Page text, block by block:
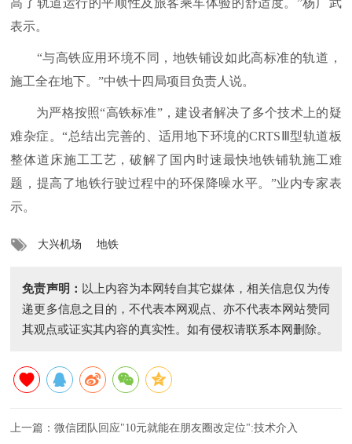
高了轨道运行的平顺性及旅客乘车体验的舒适度。”杨广武
表示。
“与高铁应用环境不同，地铁铺设如此高标准的轨道，
施工全在地下。”中铁十四局项目负责人说。
为严格按照“高铁标准”，建设者解决了多个技术上的疑
难杂症。“总结出完善的、适用地下环境的CRTSⅢ型轨道板
整体道床施工工艺，破解了国内时速最快地铁铺轨施工难
题，提高了地铁行驶过程中的环保降噪水平。”业内专家表
示。
大兴机场 地铁
免责声明： 以上内容为本网转自其它媒体，相关信息仅为传
递更多信息之目的，不代表本网观点、亦不代表本网站赞同
其观点或证实其内容的真实性。如有侵权请联系本网删除。
上一篇：微信团队回应"10元就能在朋友圈改定位":技术介入